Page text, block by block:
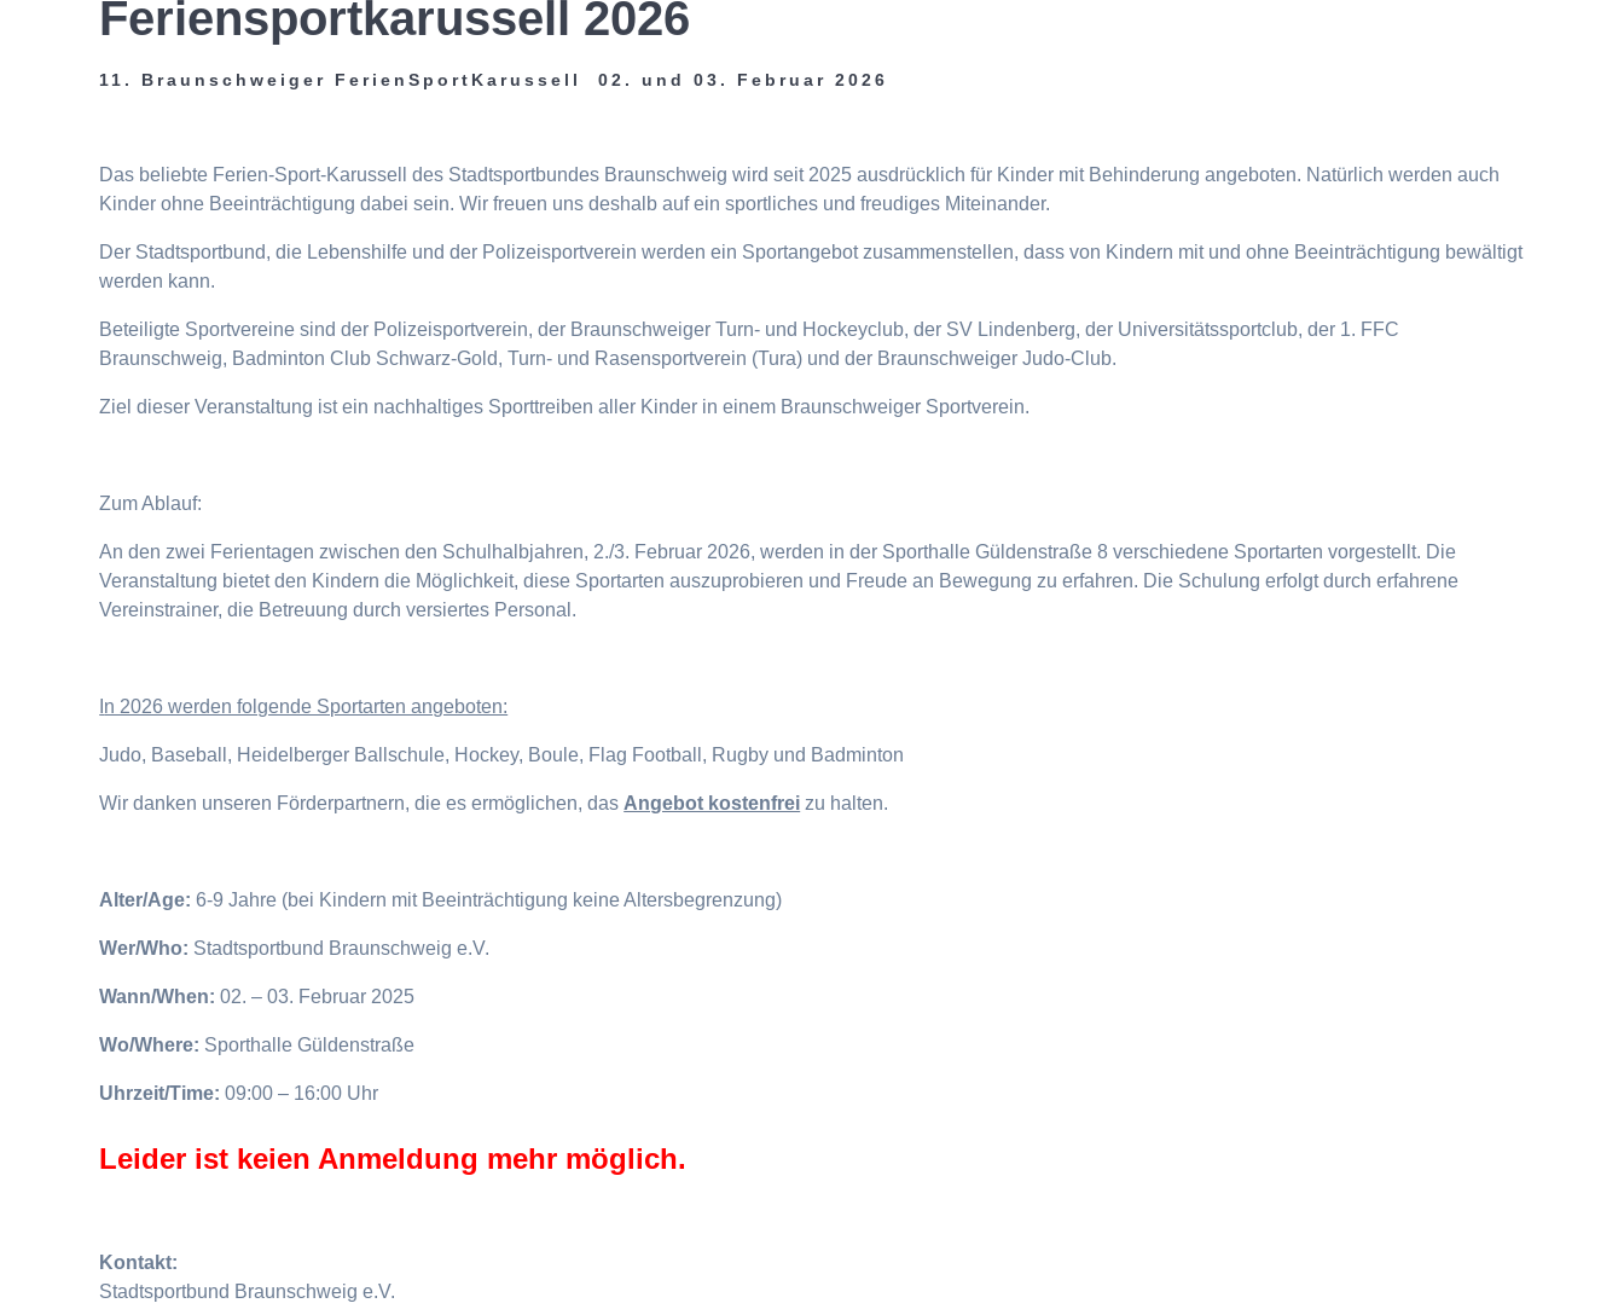
Feriensportkarussell 2026
11. Braunschweiger FerienSportKarussell 02. und 03. Februar 2026
Das beliebte Ferien-Sport-Karussell des Stadtsportbundes Braunschweig wird seit 2025 ausdrücklich für Kinder mit Behinderung angeboten. Natürlich werden auch
Kinder ohne Beeinträchtigung dabei sein. Wir freuen uns deshalb auf ein sportliches und freudiges Miteinander.
Der Stadtsportbund, die Lebenshilfe und der Polizeisportverein werden ein Sportangebot zusammenstellen, dass von Kindern mit und ohne Beeinträchtigung bewältigt
werden kann.
Beteiligte Sportvereine sind der Polizeisportverein, der Braunschweiger Turn- und Hockeyclub, der SV Lindenberg, der Universitätssportclub, der 1. FFC
Braunschweig, Badminton Club Schwarz-Gold, Turn- und Rasensportverein (Tura) und der Braunschweiger Judo-Club.
Ziel dieser Veranstaltung ist ein nachhaltiges Sporttreiben aller Kinder in einem Braunschweiger Sportverein.
Zum Ablauf:
An den zwei Ferientagen zwischen den Schulhalbjahren, 2./3. Februar 2026, werden in der Sporthalle Güldenstraße 8 verschiedene Sportarten vorgestellt. Die
Veranstaltung bietet den Kindern die Möglichkeit, diese Sportarten auszuprobieren und Freude an Bewegung zu erfahren. Die Schulung erfolgt durch erfahrene
Vereinstrainer, die Betreuung durch versiertes Personal.
n 2026 werden folgende Sportarten angeboten:
Judo, Baseball, Heidelberger Ballschule, Hockey, Boule, Flag Football, Rugby und Badminton
Wir danken unseren Förderpartnern, die es ermöglichen, das Angebot kostenfrei zu halten.
Alter/Age:6-9 Jahre (bei Kindern mit Beeinträchtigung keine Altersbegrenzung)
Wer/Who: Stadtsportbund Braunschweig e.V.
Wann/When:02. – 03. Februar 2025
Wo/Where: Sporthalle Güldenstraße
Uhrzeit/Time:09:00 – 16:00 Uhr
Leider ist keien Anmeldung mehr möglich.
Kontakt:
Stadtsportbund Braunschweig e.V.